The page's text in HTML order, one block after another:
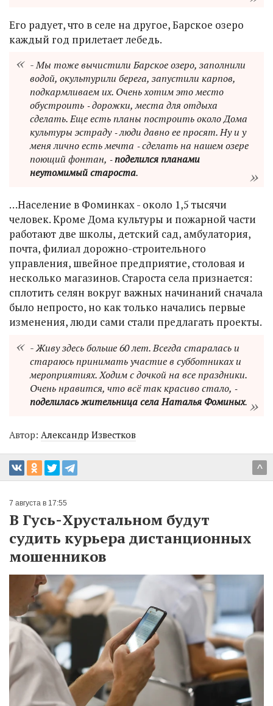
Его радует, что в селе на другое, Барское озеро
каждый год прилетает лебедь.
- Мы тоже вычистили Барское озеро, заполнили
водой, окультурили берега, запустили карпов,
подкармливаем их. Очень хотим это место
обустроить ‑ дорожки, места для отдыха
сделать. Еще есть планы построить около Дома
культуры эстраду ‑ люди давно ее просят. Ну и у
меня лично есть мечта ‑ сделать на нашем озере
поющий фонтан, ‑поделился планами
неутомимый староста.
…Население в Фоминках - около 1,5 тысячи
человек. Кроме Дома культуры и пожарной части
работают две школы, детский сад, амбулатория,
почта, филиал дорожно-строительного
управления, швейное предприятие, столовая и
несколько магазинов. Староста села признается:
сплотить селян вокруг важных начинаний сначала
было непросто, но как только начались первые
изменения, люди сами стали предлагать проекты.
- Живу здесь больше 60 лет. Всегда старалась и
стараюсь принимать участие в субботниках и
мероприятиях. Ходим с дочкой на все праздники.
Очень нравится, что всё так красиво стало, ‑
поделилась жительница села Наталья Фоминых.
Автор: Александр Известков
^
7 августа в 17:55
В Гусь-Хрустальном будут
судить курьера дистанционных
мошенников